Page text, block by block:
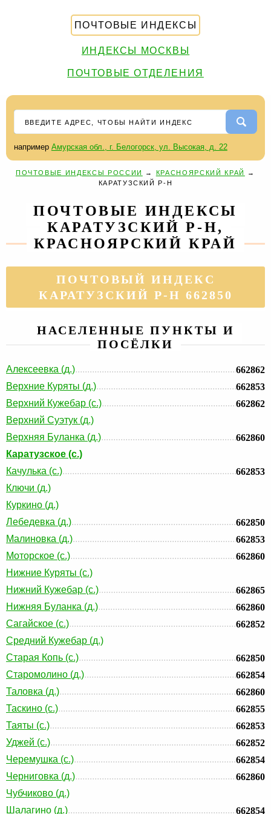
ПОЧТОВЫЕ ИНДЕКСЫ
ИНДЕКСЫ МОСКВЫ
ПОЧТОВЫЕ ОТДЕЛЕНИЯ
например Амурская обл., г. Белогорск, ул. Высокая, д. 22
ПОЧТОВЫЕ ИНДЕКСЫ РОССИИ → КРАСНОЯРСКИЙ КРАЙ
→
КАРАТУЗСКИЙ Р-Н
ПОЧТОВЫЕ ИНДЕКСЫ
КАРАТУЗСКИЙ Р-Н,
КРАСНОЯРСКИЙ КРАЙ
ПОЧТОВЫЙ ИНДЕКС
КАРАТУЗСКИЙ Р-Н 662850
НАСЕЛЕННЫЕ ПУНКТЫ И
ПОСЁЛКИ
Алексеевка (д.)
662862
Верхние Куряты (д.)
662853
Верхний Кужебар (с.)
662862
Верхний Суэтук (д.)
Верхняя Буланка (д.)
662860
Каратузское (с.)
Качулька (с.)
662853
Ключи (д.)
Куркино (д.)
Лебедевка (д.)
662850
Малиновка (д.)
662853
Моторское (с.)
662860
Нижние Куряты (с.)
Нижний Кужебар (с.)
662865
Нижняя Буланка (д.)
662860
Сагайское (с.)
662852
Средний Кужебар (д.)
Старая Копь (с.)
662850
Старомолино (д.)
662854
Таловка (д.)
662860
Таскино (с.)
662855
Таяты (с.)
662853
Уджей (с.)
662852
Черемушка (с.)
662854
Черниговка (д.)
662860
Чубчиково (д.)
Шалагино (д.)
662854